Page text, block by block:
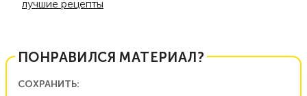
лучшие рецепты
ПОНРАВИЛСЯ МАТЕРИАЛ?
СОХРАНИТЬ: